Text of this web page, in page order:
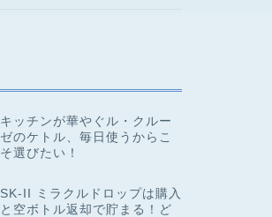
キッチンが華やぐル・クルー
ゼのケトル、毎日使うからこ
そ選びたい！
SK-II ミラクルドロップは購入
と空ボトル返却で貯まる！ど